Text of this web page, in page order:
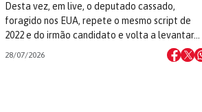
Desta vez, em live, o deputado cassado,
foragido nos EUA, repete o mesmo script de
2022 e do irmão candidato e volta a levantar…
28/07/2026